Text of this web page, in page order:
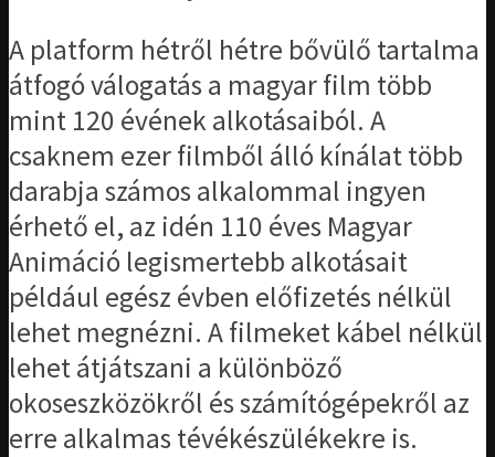
A platform hétről hétre bővülő tartalma
átfogó válogatás a magyar film több
mint 120 évének alkotásaiból. A
csaknem ezer filmből álló kínálat több
darabja számos alkalommal ingyen
érhető el, az idén 110 éves Magyar
Animáció legismertebb alkotásait
például egész évben előfizetés nélkül
lehet megnézni. A filmeket kábel nélkül
lehet átjátszani a különböző
okoseszközökről és számítógépekről az
erre alkalmas tévékészülékekre is.